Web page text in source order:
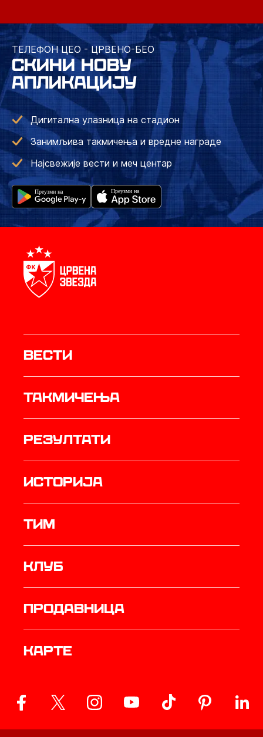
ТЕЛЕФОН ЦЕО - ЦРВЕНО-БЕО
СКИНИ НОВУ
АПЛИКАЦИЈУ
Дигитална улазница на стадион
Занимљива такмичења и вредне награде
Најсвежије вести и меч центар
Вести
Такмичења
резултати
историја
ТИМ
Клуб
продавница
Карте